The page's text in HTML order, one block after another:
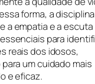
forma, a disciplina
a empatia e a escuta
para
reais dos idosos,
um cuidado mais
e eficaz.